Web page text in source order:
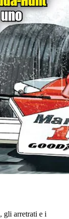
, gli arretrati e i